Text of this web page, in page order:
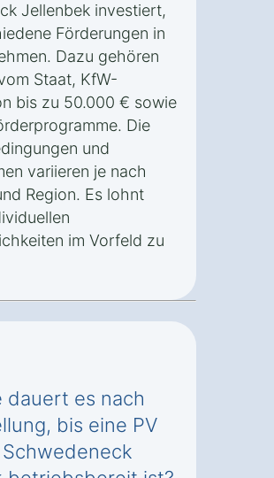
Jellenbek investiert,
Förderungen in
Dazu gehören
Staat, KfW-
bis zu 50.000 € sowie
Die
und
variieren je nach
Region. Es lohnt
im Vorfeld zu
dauert es nach
bis eine PV